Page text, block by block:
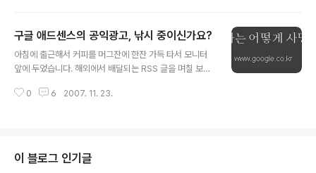
인가?' 생각을 해봤습니다만...분명 다음 메인페이지를 통
해서 들어오신 분들이더군요. 뭔일인가 싶어 다음 메인페
이지로 가봤습니다.(저 이럴때보면 거의 편집증 수준..-_-)
올 이유가 안보이더군요. 어느순간 '뜨아!! 이게 뭐라냐?'를
구글 애드센스의 공익광고, 낚시 중이신가요?
아침에 출근해서 커피를 머그잔에 한잔 가득 타서 모니터
앞에 두었습니다. 해외에서 배달되는 RSS 글을 며칠 보지
요. 일단 한국내의 블로그들을 서핑하고 있었습니다.(Dual
는 다 아시다시피 초기에 매칭 문구가 많이 없는 경우 등 몇
가지 이유로 노출됩니다. 해외에서 영어로 노출되는 구글
0 6 2007. 11. 23.
이 블로그 인기글